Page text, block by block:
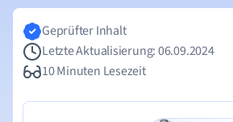
Geprüfter Inhalt
Letzte Aktualisierung: 06.09.2024
10 Minuten Lesezeit